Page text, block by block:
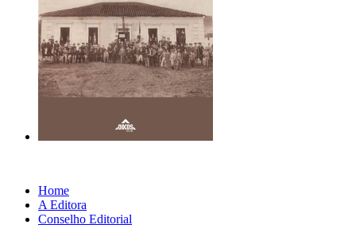
Home
A Editora
Conselho Editorial